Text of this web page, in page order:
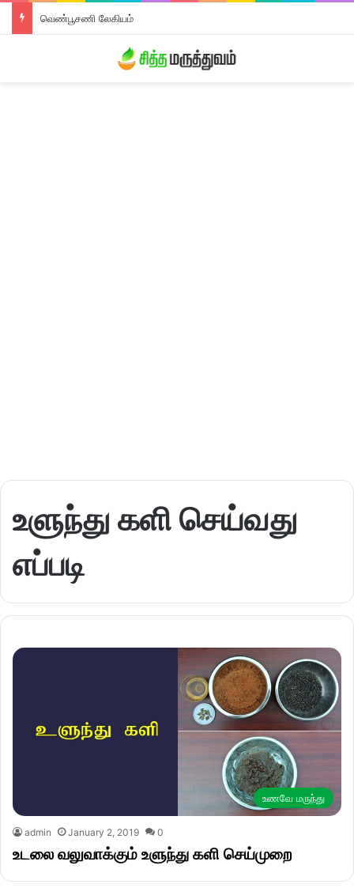
வெண்பூசணி லேகியம்
உளுந்து களி செய்வது
எப்படி
உணவே மருந்து
admin January 2, 2019 0
உடலை வலுவாக்கும் உளுந்து களி செய்முறை